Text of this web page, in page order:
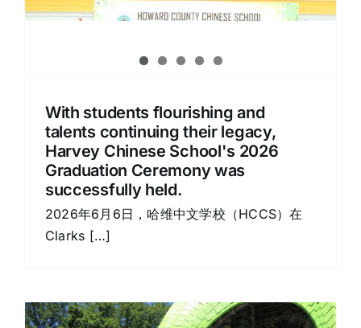
With students flourishing and
talents continuing their legacy,
Harvey Chinese School's 2026
Graduation Ceremony was
successfully held.
2026年6月6日，哈维中文学校（HCCS）在
Clarks […]